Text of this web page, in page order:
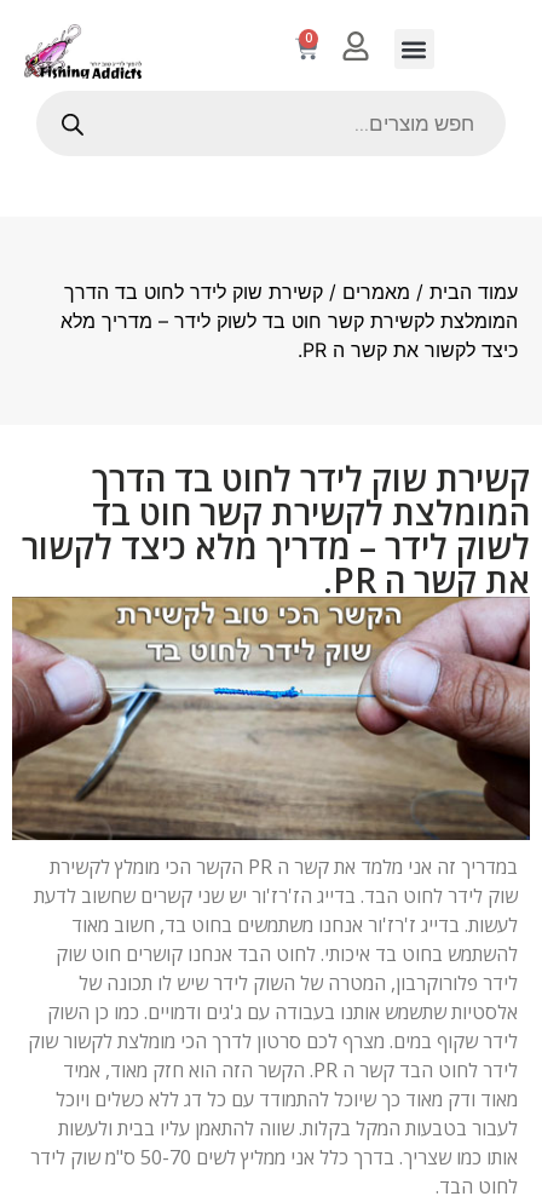
0
עמוד הבית / מאמרים / קשירת שוק לידר לחוט בד הדרך
המומלצת לקשירת קשר חוט בד לשוק לידר – מדריך מלא
כיצד לקשור את קשר ה PR.
קשירת שוק לידר לחוט בד הדרך
המומלצת לקשירת קשר חוט בד
לשוק לידר – מדריך מלא כיצד לקשור
את קשר ה PR.
במדריך זה אני מלמד את קשר ה PR הקשר הכי מומלץ לקשירת
שוק לידר לחוט הבד. בדייג הז'רז'ור יש שני קשרים שחשוב לדעת
לעשות. בדייג ז'רז'ור אנחנו משתמשים בחוט בד, חשוב מאוד
להשתמש בחוט בד איכותי. לחוט הבד אנחנו קושרים חוט שוק
לידר פלורוקרבון, המטרה של השוק לידר שיש לו תכונה של
אלסטיות שתשמש אותנו בעבודה עם ג'גים ודמויים. כמו כן השוק
לידר שקוף במים. מצרף לכם סרטון לדרך הכי מומלצת לקשור שוק
לידר לחוט הבד קשר ה PR. הקשר הזה הוא חזק מאוד, אמיד
מאוד ודק מאוד כך שיוכל להתמודד עם כל דג ללא כשלים ויוכל
לעבור בטבעות המקל בקלות. שווה להתאמן עליו בבית ולעשות
אותו כמו שצריך. בדרך כלל אני ממליץ לשים 50-70 ס"מ שוק לידר
לחוט הבד.